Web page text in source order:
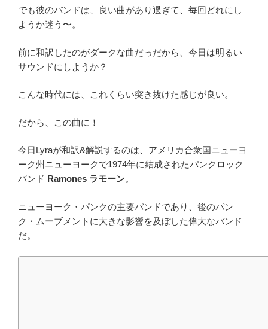
でも彼のバンドは、良い曲があり過ぎて、毎回どれにし
ようか迷う〜。
前に和訳したのがダークな曲だっだから、今日は明るい
サウンドにしようか？
こんな時代には、これくらい突き抜けた感じが良い。
だから、この曲に！
今日Lyraが和訳&解説するのは、アメリカ合衆国ニューヨ
ーク州ニューヨークで1974年に結成されたパンクロック
バンド Ramones ラモーン。
ニューヨーク・パンクの主要バンドであり、後のパン
ク・ムーブメントに大きな影響を及ぼした偉大なバンド
だ。